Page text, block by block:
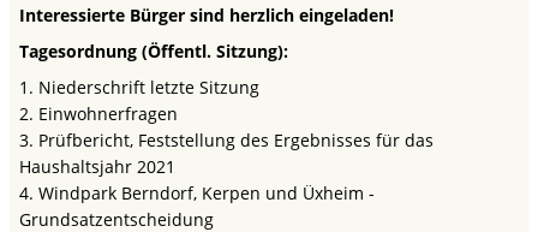
Interessierte Bürger sind herzlich eingeladen!
Tagesordnung (Öffentl. Sitzung):
1. Niederschrift letzte Sitzung
2. Einwohnerfragen
3. Prüfbericht, Feststellung des Ergebnisses für das
Haushaltsjahr 2021
4. Windpark Berndorf, Kerpen und Üxheim -
Grundsatzentscheidung